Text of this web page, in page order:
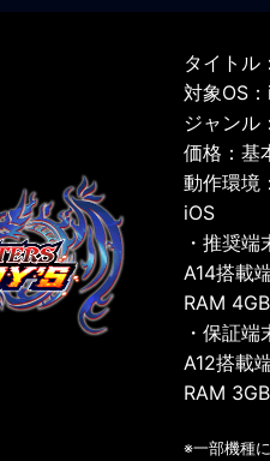
タイトル
対象OS
ジャンル
価格：基
動作環境
iOS
・推奨端
A14搭載
RAM
・保証端
A12搭載
RAM
※一部機種